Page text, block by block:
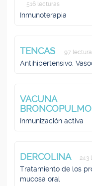
516 lecturas
Inmunoterapia
TENCAS 97
Antihipertensivo,
VACUNA
Inmunización activa
DERCOLINA 243
Tratamiento de los
mucosa oral